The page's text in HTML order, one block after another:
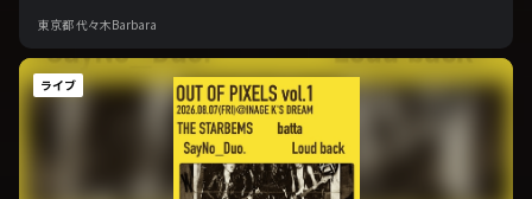
東京都 代々木Barbara
ライブ